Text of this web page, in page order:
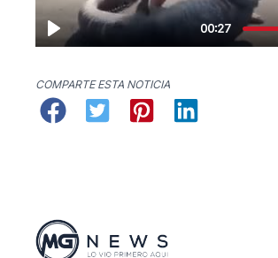
COMPARTE ESTA NOTICIA